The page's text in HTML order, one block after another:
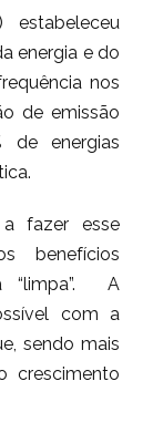
energia e do
nos
de emissão
de energias
fazer esse
benefícios
“limpa”. A
com a
sendo mais
crescimento